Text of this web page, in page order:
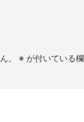
。 ※ が付いている欄